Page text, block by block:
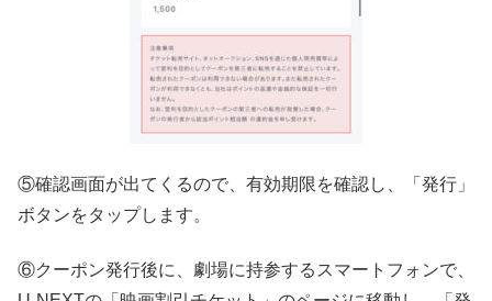
⑤確認画面が出てくるので、有効期限を確認し、「発行」
ボタンをタップします。
⑥クーポン発行後に、劇場に持参するスマートフォンで、